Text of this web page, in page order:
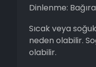
Dinlenme:
Sıcak veya
neden olabilir.
olabilir.